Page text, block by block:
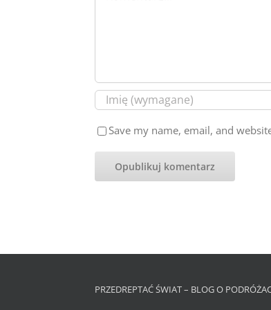
Save my name, email, and
PRZEDREPTAĆ ŚWIAT – BLOG O